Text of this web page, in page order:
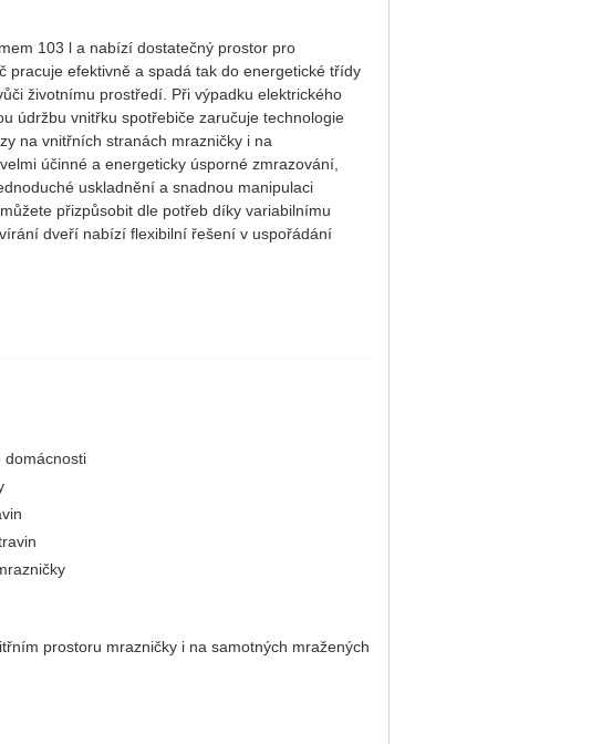
103 l a nabízí dostatečný prostor pro
pracuje efektivně a spadá tak do energetické třídy
životnímu prostředí. Při výpadku elektrického
údržbu vnitřku spotřebiče zaručuje technologie
na vnitřních stranách mrazničky i na
účinné a energeticky úsporné zmrazování,
uskladnění a snadnou manipulaci
přizpůsobit dle potřeb díky variabilnímu
dveří nabízí flexibilní řešení v uspořádání
domácnosti
prostoru mrazničky i na samotných mražených